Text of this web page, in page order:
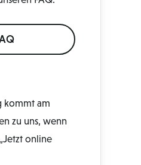
kommt am
zu uns, wenn
online